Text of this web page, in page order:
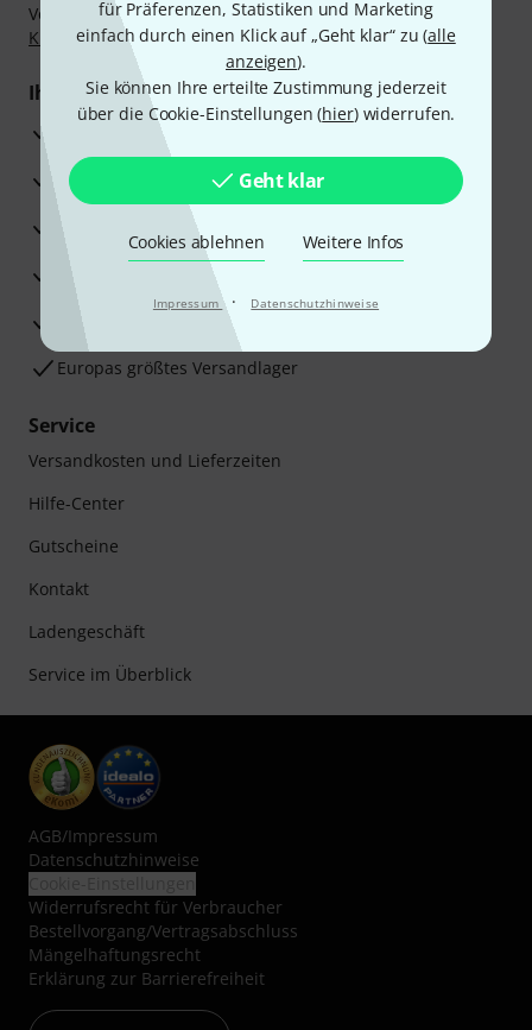
für Präferenzen, Statistiken und Marketing
einfach durch einen Klick auf „Geht klar“ zu (alle
anzeigen).
Sie können Ihre erteilte Zustimmung jederzeit
über die Cookie-Einstellungen (hier) widerrufen.
Geht klar
Cookies ablehnen Weitere Infos
Impressum · Datenschutzhinweise
Vorkasse, PayPal, Amazon Pay,Klarna Sofort bezahlen
Klarna Ratenzahlungoder Kreditkarte.
Ihre Vorteile
3 Jahre Thomann Garantie
30 Tage Money-Back-Garantie
Beratung durch Fachexperten
Zufriedenheitsgarantie
Europas größtes Versandlager
Service
Versandkosten und Lieferzeiten
Hilfe-Center
Gutscheine
Kontakt
Ladengeschäft
Service im Überblick
AGB/Impressum
Datenschutzhinweise
Widerrufsrecht für Verbraucher
Bestellvorgang/Vertragsabschluss
Mängelhaftungsrecht
Erklärung zur Barrierefreiheit